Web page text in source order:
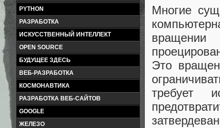
PYTHON
РАЗРАБОТКА
ИСКУССТВЕННЫЙ ИНТЕЛЛЕКТ
OPEN SOURCE
БУДУЩЕЕ ЗДЕСЬ
ВЕБ-РАЗРАБОТКА
КОСМОНАВТИКА
РАЗРАБОТКА ВЕБ-САЙТОВ
GOOGLE
ЖЕЛЕЗО
Многие
вращении
Это
требует